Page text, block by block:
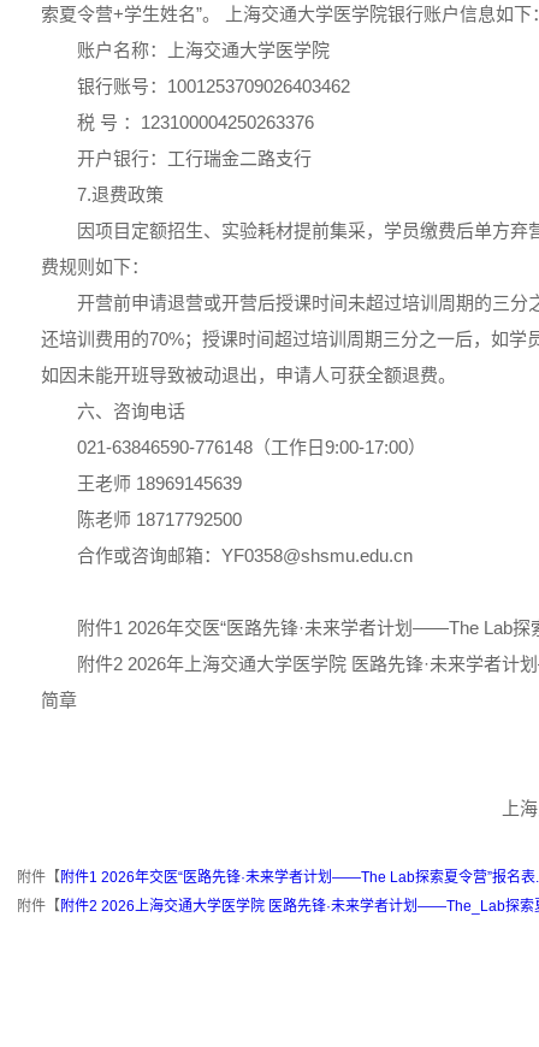
索夏令营+学生姓名”。 上海交通大学医学院银行账户信息如下
账户名称：上海交通大学医学院
银行账号：1001253709026403462
税 号 ：123100004250263376
开户银行：工行瑞金二路支行
7.退费政策
因项目定额招生、实验耗材提前集采，学员缴费后单方弃
费规则如下：
开营前申请退营或开营后授课时间未超过培训周期的三分
还培训费用的70%；授课时间超过培训周期三分之一后，如学
如因未能开班导致被动退出，申请人可获全额退费。
六、咨询电话
021-63846590-776148（工作日9:00-17:00）
王老师 18969145639
陈老师 18717792500
合作或咨询邮箱：YF0358@shsmu.edu.cn
附件1 2026年交医“医路先锋·未来学者计划——The Lab探
附件2 2026年上海交通大学医学院 医路先锋·未来学者
简章
上
附件【附件1 2026年交医“医路先锋·未来学者计划——The Lab探索夏令营”报名表
附件【附件2 2026上海交通大学医学院 医路先锋·未来学者计划——The_Lab探索